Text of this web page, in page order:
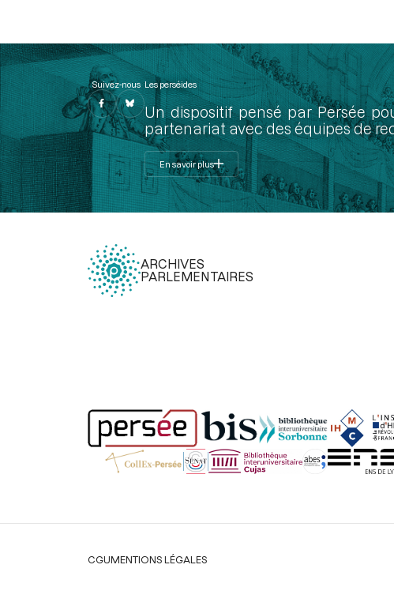
Suivez-nous Les perséides
Un dispositif pensé par Persée
partenariat avec des équipes de
En savoir plus
ARCHIVES
PARLEMENTAIRES
Légal
CGUMENTIONS LÉGALES